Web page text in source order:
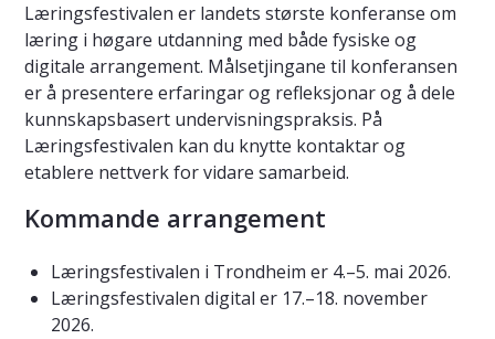
Læringsfestivalen er landets største konferanse om
læring i høgare utdanning med både fysiske og
digitale arrangement. Målsetjingane til konferansen
er å presentere erfaringar og refleksjonar og å dele
kunnskapsbasert undervisningspraksis. På
Læringsfestivalen kan du knytte kontaktar og
etablere nettverk for vidare samarbeid.
Kommande arrangement
Læringsfestivalen i Trondheim er 4.–5. mai 2026.
Læringsfestivalen digital er 17.–18. november
2026.